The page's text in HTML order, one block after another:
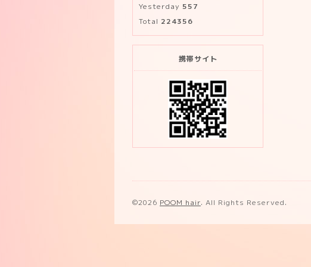
Yesterday 557
Total 224356
携帯サイト
©2026 POOM hair. All Rights Reserved.